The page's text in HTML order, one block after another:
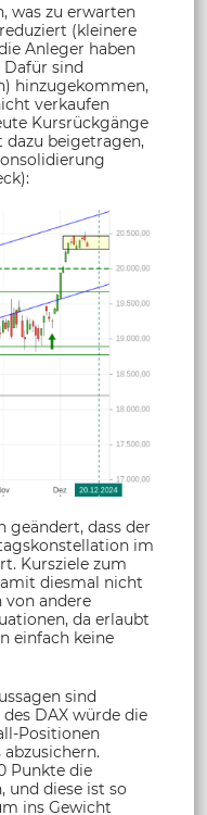
was zu erwarten
(kleinere
Anleger haben
sind
hinzugekommen,
verkaufen
Kursrückgänge
dazu beigetragen,
geändert, dass der
im
Kursziele zum
diesmal nicht
von andere
da erlaubt
einfach keine
sind
DAX würde die
Positionen
Punkte die
und diese ist so
ins Gewicht